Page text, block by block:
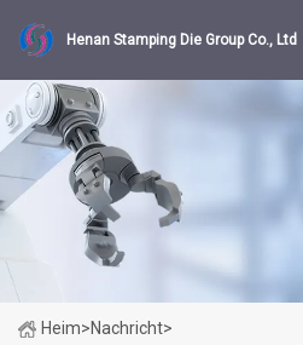
Henan Stamping Die Group Co., Ltd
Heim>Nachricht>